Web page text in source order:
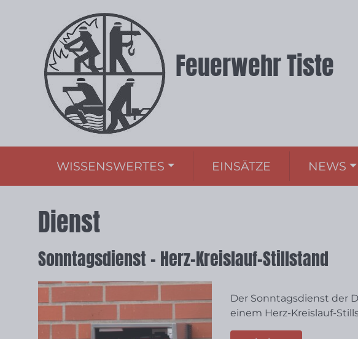
Feuerwehr Tiste
WISSENSWERTES EINSÄTZE NEWS
Dienst
Sonntagsdienst – Herz-Kreislauf-Stillstand
Der Sonntagsdienst der
einem Herz-Kreislauf-